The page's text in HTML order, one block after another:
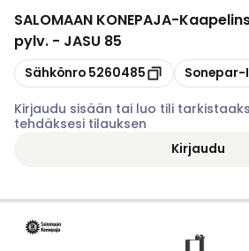
SALOMAAN KONEPAJA-
pylv. - JASU 85
Kopioi
Sähkönro 5260485 Kopioi
Sonepar-
Kirjaudu sisään tai luo tili
tehdäksesi tilauksen
Kirjaudu